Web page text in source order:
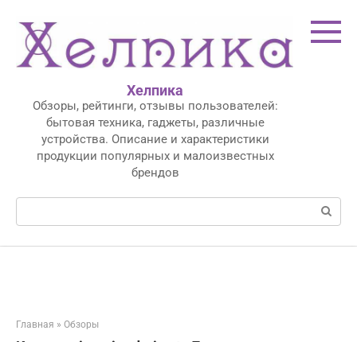
контенту
Хелпика
Обзоры, рейтинги, отзывы пользователей:
бытовая техника, гаджеты, различные
устройства. Описание и характеристики
продукции популярных и малоизвестных
брендов
Поиск:
Главная » Обзоры